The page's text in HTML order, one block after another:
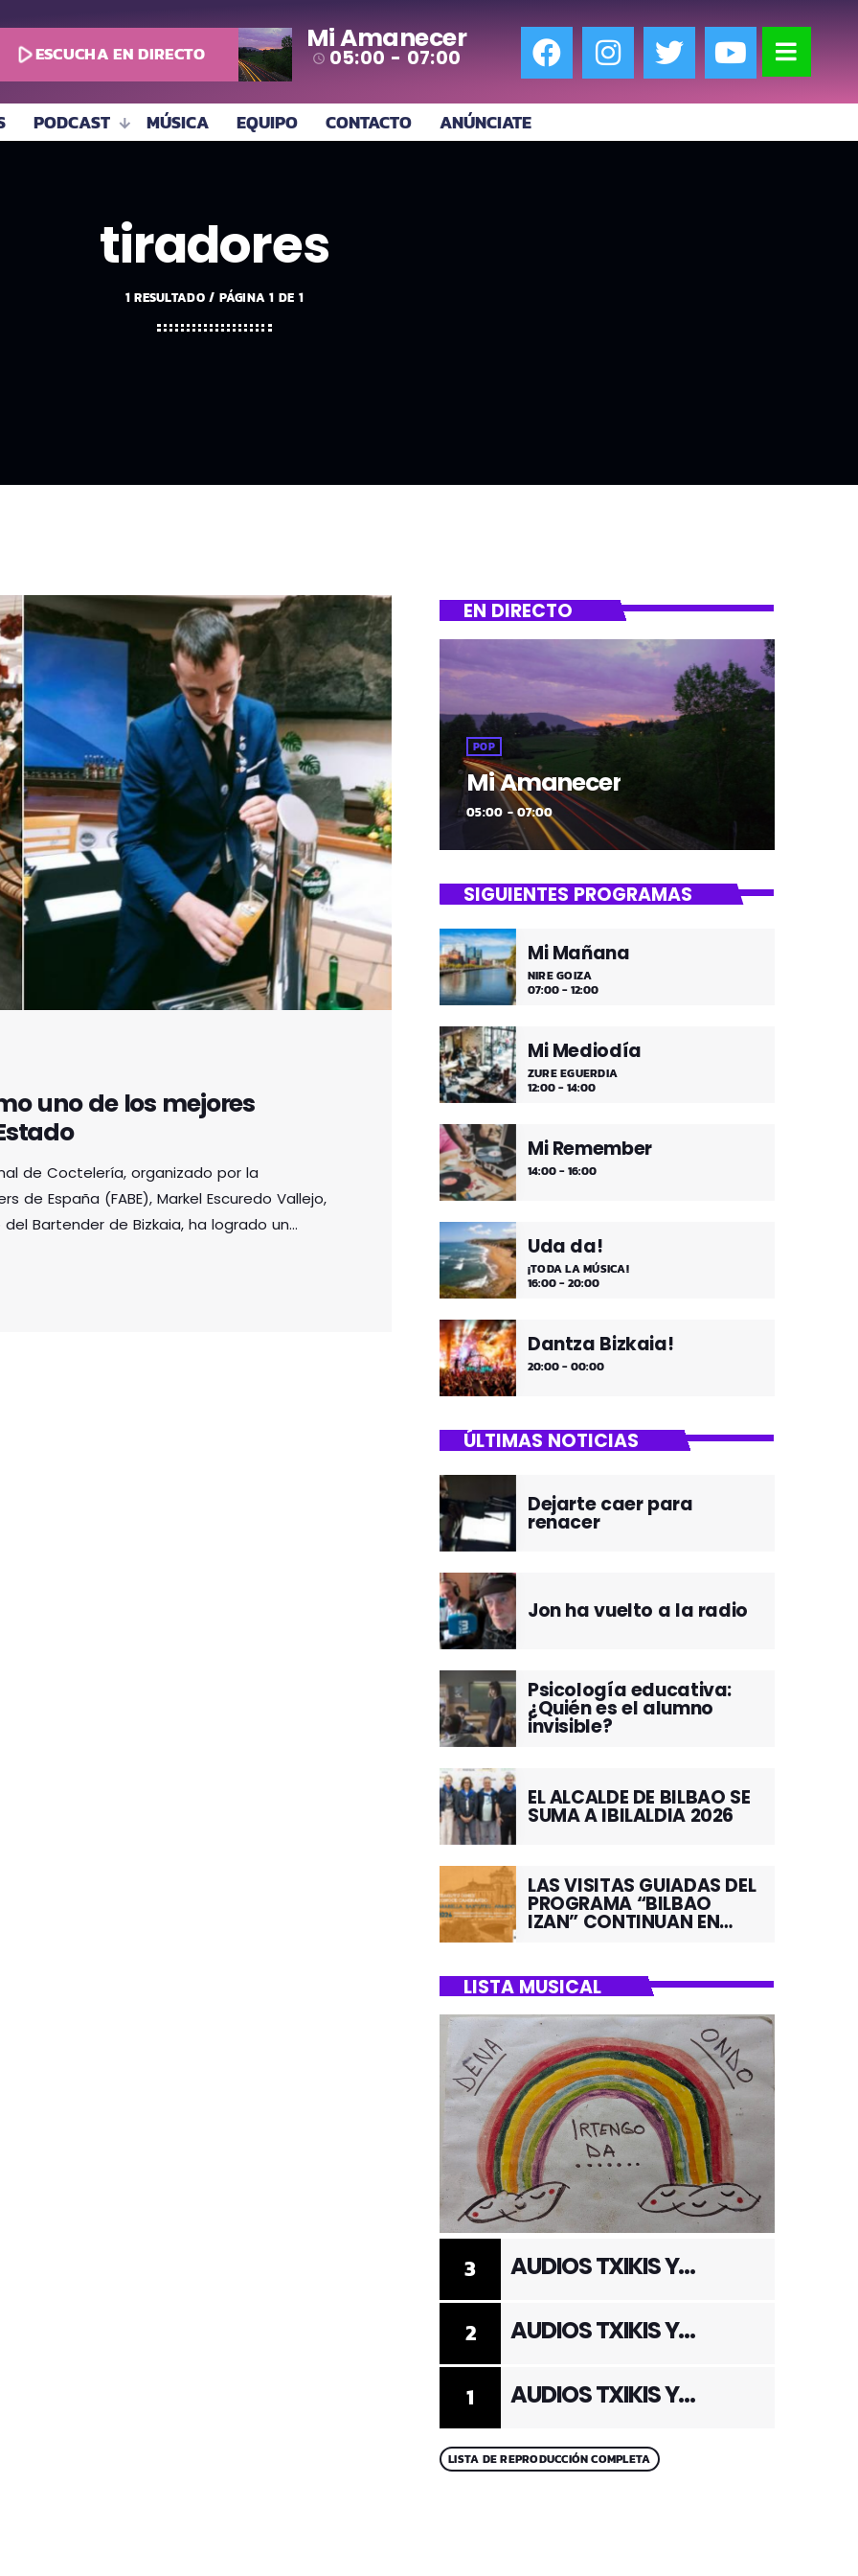
play_arrowESCUCHA EN DIRECTO Mi Amanecer
access_time 05:00 - 07:00
PODCAST MÚSICA EQUIPO CONTACTO ANÚNCIATE
tiradores
1 RESULTADO / PÁGINA 1 DE 1
uno de los mejores
de Coctelería, organizado por la
de España (FABE), Markel Escuredo Vallejo,
Bartender de Bizkaia, ha logrado un
posición en el Campeonato Nacional
EN DIRECTO
POP
Mi Amanecer
05:00 - 07:00
SIGUIENTES PROGRAMAS
Mi Mañana
NIRE GOIZA
07:00 - 12:00
Mi Mediodía
ZURE EGUERDIA
12:00 - 14:00
Mi Remember
14:00 - 16:00
Uda da!
¡TODA LA MÚSICA!
16:00 - 20:00
Dantza Bizkaia!
20:00 - 00:00
ÚLTIMAS NOTICIAS
Dejarte caer para
renacer
Jon ha vuelto a la radio
Psicología educativa:
¿Quién es el alumno
invisible?
EL ALCALDE DE BILBAO SE
SUMA A IBILALDIA 2026
LAS VISITAS GUIADAS DEL
PROGRAMA “BILBAO
IZAN” CONTINUAN EN
LISTA MUSICAL
1 AUDIOS TXIKIS Y
2 AUDIOS TXIKIS Y
3 AUDIOS TXIKIS Y
LISTA DE REPRODUCCIÓN COMPLETA